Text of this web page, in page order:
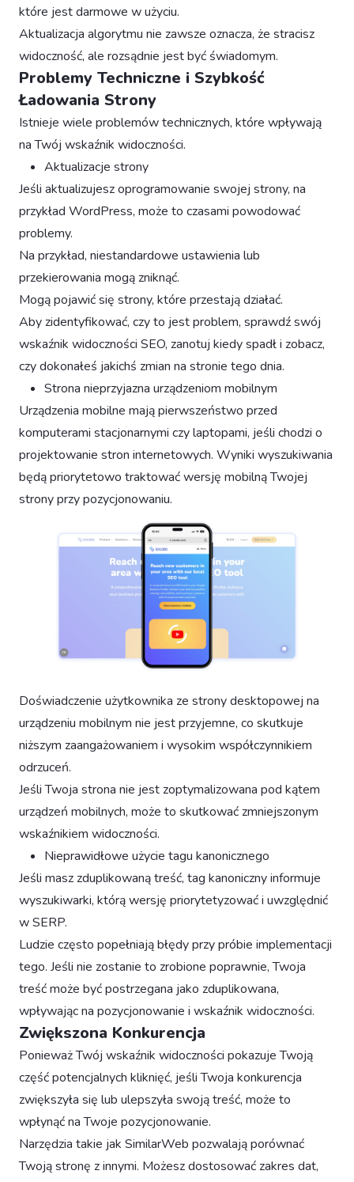
które jest darmowe w użyciu.
Aktualizacja algorytmu nie zawsze oznacza, że stracisz
widoczność, ale rozsądnie jest być świadomym.
Problemy Techniczne i Szybkość
Ładowania Strony
Istnieje wiele problemów technicznych, które wpływają
na Twój wskaźnik widoczności.
Aktualizacje strony
Jeśli aktualizujesz oprogramowanie swojej strony, na
przykład WordPress, może to czasami powodować
problemy.
Na przykład, niestandardowe ustawienia lub
przekierowania mogą zniknąć.
Mogą pojawić się strony, które przestają działać.
Aby zidentyfikować, czy to jest problem, sprawdź swój
wskaźnik widoczności SEO, zanotuj kiedy spadł i zobacz,
czy dokonałeś jakichś zmian na stronie tego dnia.
Strona nieprzyjazna urządzeniom mobilnym
Urządzenia mobilne mają pierwszeństwo przed
komputerami stacjonarnymi czy laptopami, jeśli chodzi o
projektowanie stron internetowych. Wyniki wyszukiwania
będą priorytetowo traktować wersję mobilną Twojej
strony przy pozycjonowaniu.
Doświadczenie użytkownika ze strony desktopowej na
urządzeniu mobilnym nie jest przyjemne, co skutkuje
niższym zaangażowaniem i wysokim współczynnikiem
odrzuceń.
Jeśli Twoja strona nie jest zoptymalizowana pod kątem
urządzeń mobilnych, może to skutkować zmniejszonym
wskaźnikiem widoczności.
Nieprawidłowe użycie tagu kanonicznego
Jeśli masz zduplikowaną treść, tag kanoniczny informuje
wyszukiwarki, którą wersję priorytetyzować i uwzględnić
w SERP.
Ludzie często popełniają błędy przy próbie implementacji
tego. Jeśli nie zostanie to zrobione poprawnie, Twoja
treść może być postrzegana jako zduplikowana,
wpływając na pozycjonowanie i wskaźnik widoczności.
Zwiększona Konkurencja
Ponieważ Twój wskaźnik widoczności pokazuje Twoją
część potencjalnych kliknięć, jeśli Twoja konkurencja
zwiększyła się lub ulepszyła swoją treść, może to
wpłynąć na Twoje pozycjonowanie.
Narzędzia takie jak SimilarWeb pozwalają porównać
Twoją stronę z innymi. Możesz dostosować zakres dat,